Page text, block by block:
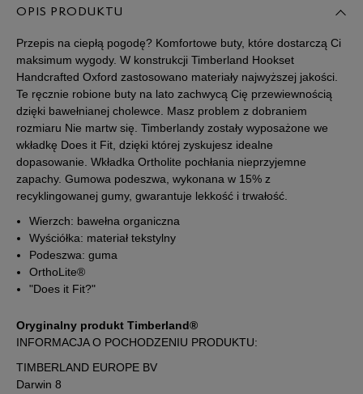
21 12,5 cm
22 13 cm Powiadom o dostępności
22,5 13,5 cm Powiadom o dostępności
23 14 cm Powiadom o dostępności
14 cm Powiadom o dostępności
24 14,5 cm
25
25,5 15,5 cm
26 16 cm
OPIS PRODUKTU
Przepis na ciepłą pogodę? Komfortowe buty, które dostarczą Ci
maksimum wygody. W konstrukcji Timberland Hookset
Handcrafted Oxford zastosowano materiały najwyższej jakości.
Te ręcznie robione buty na lato zachwycą Cię przewiewnością
dzięki bawełnianej cholewce. Masz problem z dobraniem
rozmiaru Nie martw się. Timberlandy zostały wyposażone we
wkładkę Does it Fit, dzięki której zyskujesz idealne
dopasowanie. Wkładka Ortholite pochłania nieprzyjemne
zapachy. Gumowa podeszwa, wykonana w 15% z
recyklingowanej gumy, gwarantuje lekkość i trwałość.
Wierzch: bawełna organiczna
Wyściółka: materiał tekstylny
Podeszwa: guma
OrthoLite®
"Does it Fit?"
Oryginalny produkt Timberland®
INFORMACJA O POCHODZENIU PRODUKTU:
TIMBERLAND EUROPE BV
Darwin 8